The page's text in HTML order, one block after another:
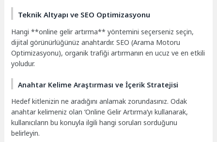
Teknik Altyapı ve SEO Optimizasyonu
Hangi **online gelir artırma** yöntemini seçerseniz seçin,
dijital görünürlüğünüz anahtardır. SEO (Arama Motoru
Optimizasyonu), organik trafiği artırmanın en ucuz ve en etkili
yoludur.
Anahtar Kelime Araştırması ve İçerik Stratejisi
Hedef kitlenizin ne aradığını anlamak zorundasınız. Odak
anahtar kelimeniz olan ‘Online Gelir Artırma’yı kullanarak,
kullanıcıların bu konuyla ilgili hangi soruları sorduğunu
belirleyin.